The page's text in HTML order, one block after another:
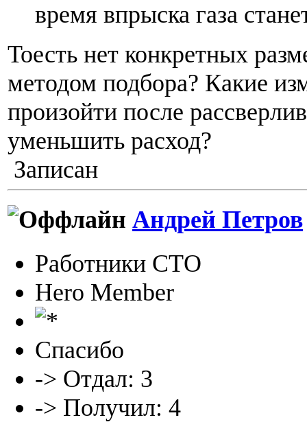
время впрыска газа
Тоесть нет конкретных
методом подбора? Какие
произойти после
уменьшить расход?
Записан
Андрей Петров
Работники СТО
Hero Member
Спасибо
-> Отдал: 3
-> Получил: 4